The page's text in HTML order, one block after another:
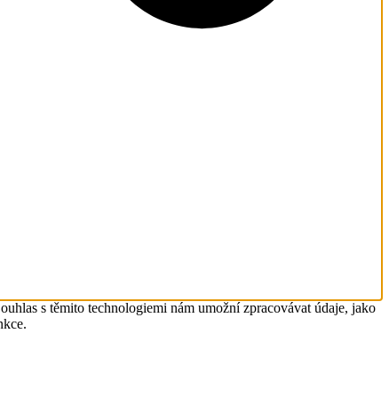
s těmito technologiemi nám umožní zpracovávat údaje, jako